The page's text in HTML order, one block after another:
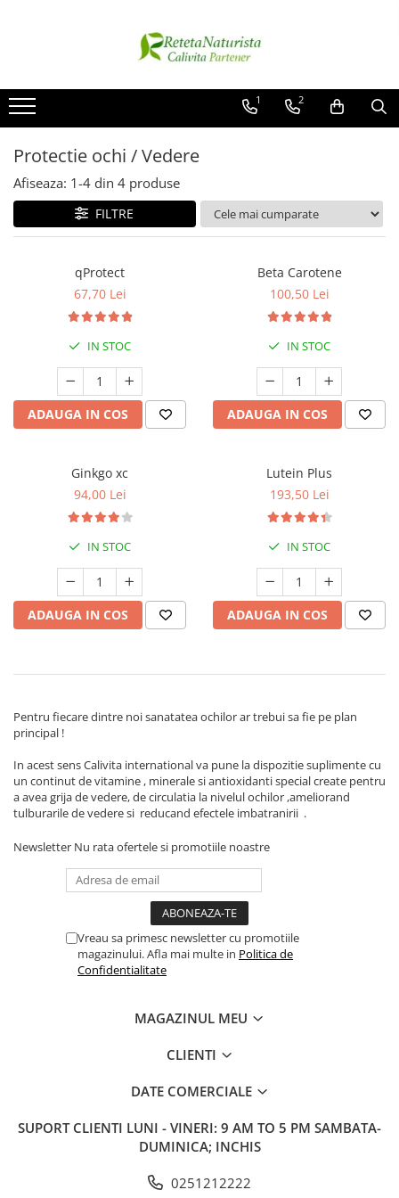
Categorii Populare
Antivirale / Antigripale
Antistress / Stare depresie
Pentru Digestie
Slabit / Obezitate / Celulita
Vitamine / Multivitamine
Vitamine
Contact / Despre Noi
Contact
Despre noi
Livrare
1 2
Protectie ochi / Vedere
Afiseaza: 1-4 din 4 produse
FILTRE
qProtect
67,70 Lei
IN STOC
ADAUGA IN COS
Beta Carotene
100,50 Lei
IN STOC
ADAUGA IN COS
Ginkgo xc
94,00 Lei
IN STOC
ADAUGA IN COS
Lutein Plus
193,50 Lei
IN STOC
ADAUGA IN COS
Pentru fiecare dintre noi sanatatea ochilor ar trebui sa fie pe plan
principal !
In acest sens Calivita international va pune la dispozitie suplimente cu
un continut de vitamine , minerale si antioxidanti special create pentru
a avea grija de vedere, de circulatia la nivelul ochilor ,ameliorand
tulburarile de vedere si reducand efectele imbatranirii .
Newsletter Nu rata ofertele si promotiile noastre
Vreau sa primesc newsletter cu promotiile
magazinului. Afla mai multe in Politica de
Confidentialitate
MAGAZINUL MEU
CLIENTI
DATE COMERCIALE
SUPORT CLIENTI LUNI - VINERI: 9 AM TO 5 PM SAMBATA-
DUMINICA; INCHIS
0251212222